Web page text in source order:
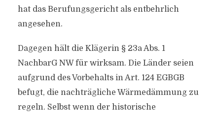
hat das Berufungsgericht als entbehrlich
angesehen.
Dagegen hält die Klägerin § 23a Abs. 1
NachbarG NW für wirksam. Die Länder seien
aufgrund des Vorbehalts in Art. 124 EGBGB
befugt, die nachträgliche Wärmedämmung zu
regeln. Selbst wenn der historische